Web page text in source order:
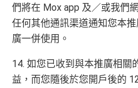
們將在 Mox app 及／或我們
任何其他通訊渠道通知您本
廣一併使用。
14. 如您已收到與本推廣相關
益，而您隨後於您開戶後的